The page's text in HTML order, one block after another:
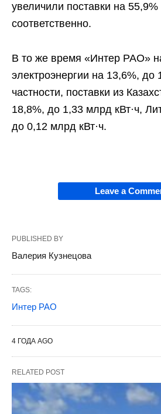
увеличили поставки на
соответственно.
В то же время «Интер РАО»
электроэнергии на 13,6%, до
частности, поставки из
18,8%, до 1,33 млрд кВт·ч,
до 0,12 млрд кВт·ч.
Leave a
PUBLISHED BY
Валерия Кузнецова
TAGS:
Интер РАО
4 ГОДА AGO
RELATED POST